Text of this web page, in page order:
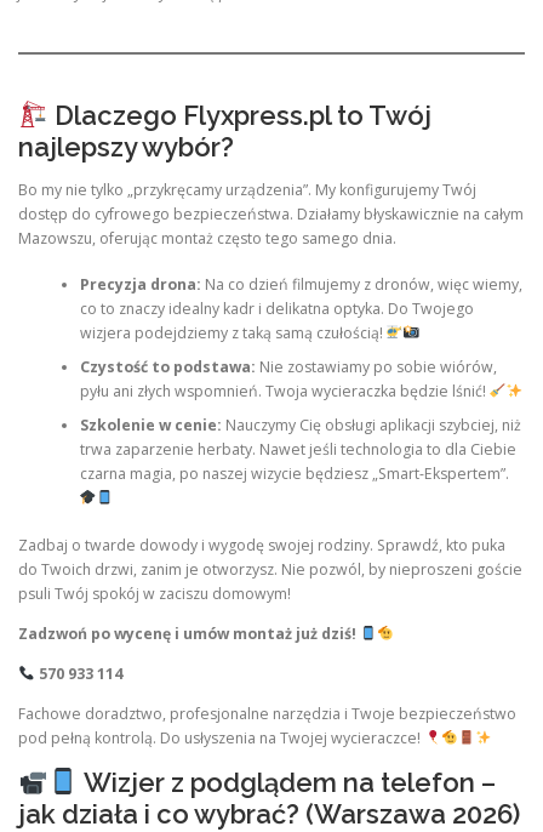
Dlaczego Flyxpress.pl to Twój
najlepszy wybór?
Bo my nie tylko „przykręcamy urządzenia”. My konfigurujemy Twój
dostęp do cyfrowego bezpieczeństwa. Działamy błyskawicznie na całym
Mazowszu, oferując montaż często tego samego dnia.
Precyzja drona: Na co dzień filmujemy z dronów, więc wiemy,
co to znaczy idealny kadr i delikatna optyka. Do Twojego
wizjera podejdziemy z taką samą czułością!
Czystość to podstawa: Nie zostawiamy po sobie wiórów,
pyłu ani złych wspomnień. Twoja wycieraczka będzie lśnić!
Szkolenie w cenie: Nauczymy Cię obsługi aplikacji szybciej, niż
trwa zaparzenie herbaty. Nawet jeśli technologia to dla Ciebie
czarna magia, po naszej wizycie będziesz „Smart-Ekspertem”.
Zadbaj o twarde dowody i wygodę swojej rodziny. Sprawdź, kto puka
do Twoich drzwi, zanim je otworzysz. Nie pozwól, by nieproszeni goście
psuli Twój spokój w zaciszu domowym!
Zadzwoń po wycenę i umów montaż już dziś!
570 933 114
Fachowe doradztwo, profesjonalne narzędzia i Twoje bezpieczeństwo
pod pełną kontrolą. Do usłyszenia na Twojej wycieraczce!
Wizjer z podglądem na telefon –
jak działa i co wybrać? (Warszawa 2026)